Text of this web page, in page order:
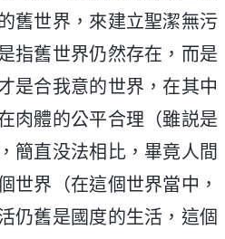
舊世界，來建立聖潔無污
指舊世界仍然存在，而是
是合我意的世界，在其中
肉體的公平合理（雖説是
簡直没法相比，畢竟人間
世界（在這個世界當中，
仍舊是國度的生活，這個